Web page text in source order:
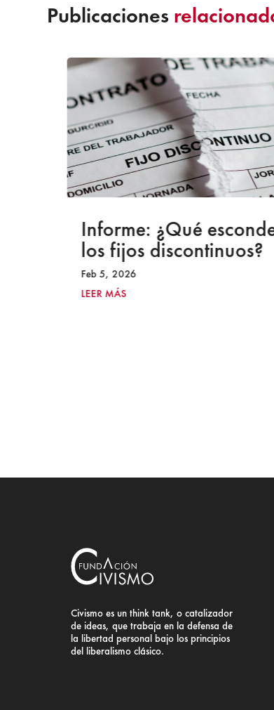
Publicaciones
Informe: ¿Qué
los fijos discontinuos?
Feb 5, 2026
LEER MÁS
Civismo es un think tank, o catalizador
de ideas, que trabaja en la defensa de
la libertad personal bajo los principios
del liberalismo clásico.